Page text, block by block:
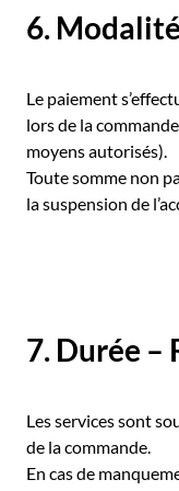
6.
Le paiement
lors de la
moyens autorisés).
Toute somme non
la suspension de
7. Durée –
Les services sont
de la commande.
En cas de